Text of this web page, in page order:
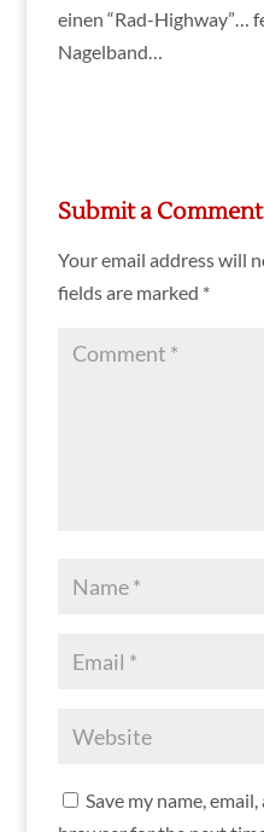
einen “Rad-Highway”…
Nagelband…
Submit a Comment
Your email address will
fields are marked *
Save my name,